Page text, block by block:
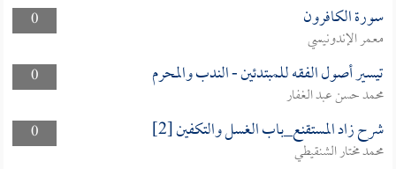
0 سورة الكافرون
معمر الإندونيسي
0
تيسير أصول الفقه للمبتدئين - الندب والمحرم
محمد حسن عبد الغفار
0
شرح زاد المستقنع_باب الغسل والتكفين [2]
محمد مختار الشنقيطي